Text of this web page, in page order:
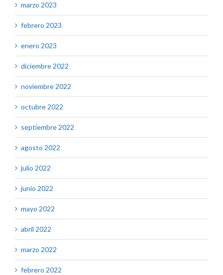
marzo 2023
febrero 2023
enero 2023
diciembre 2022
noviembre 2022
octubre 2022
septiembre 2022
agosto 2022
julio 2022
junio 2022
mayo 2022
abril 2022
marzo 2022
febrero 2022